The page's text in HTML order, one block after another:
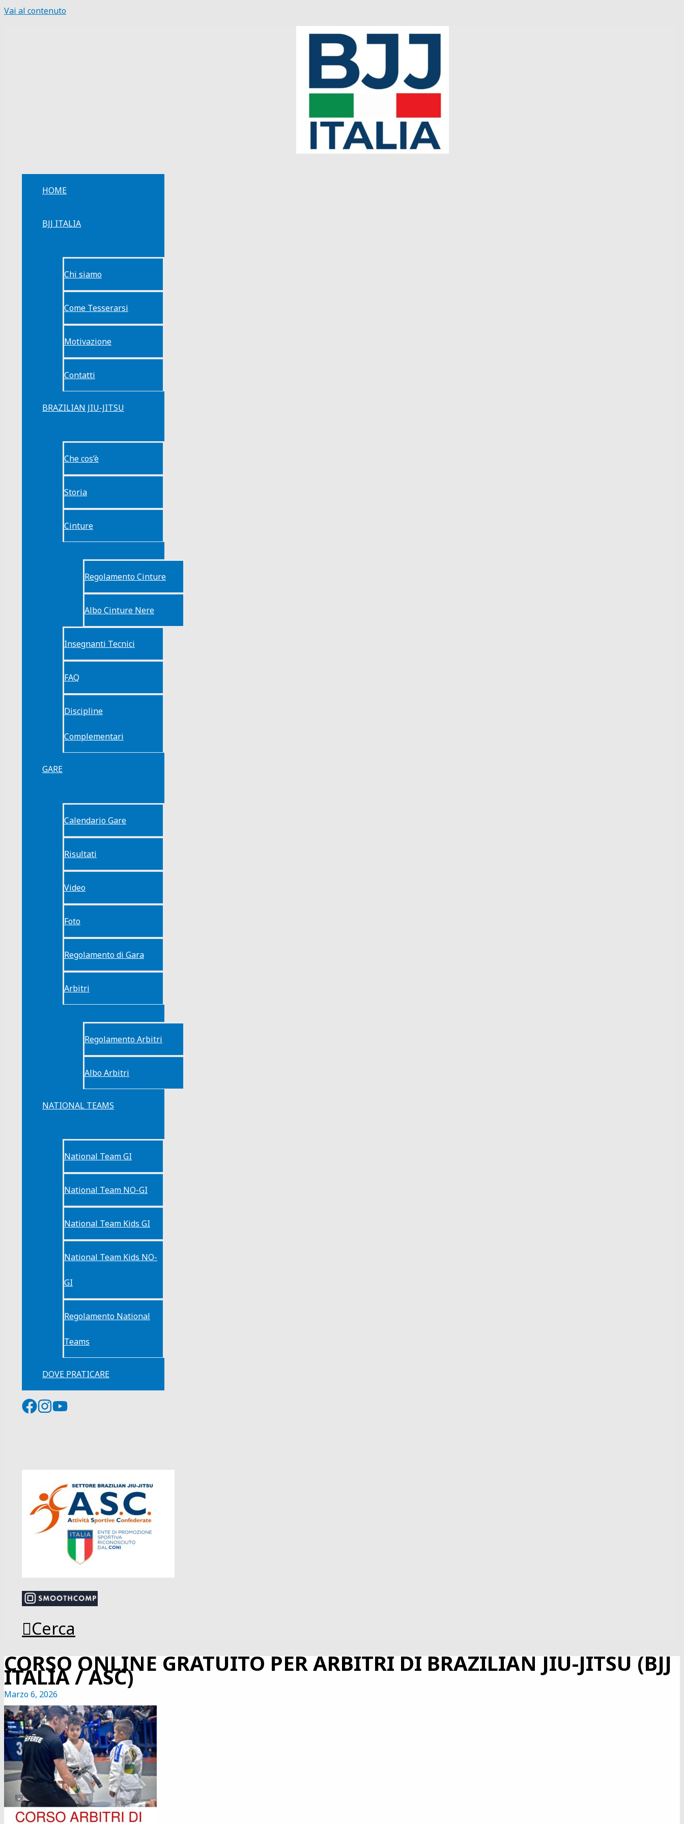
Vai al contenuto
HOME
BJJ ITALIA
Chi siamo
Come Tesserarsi
Motivazione
Contatti
BRAZILIAN JIU-JITSU
Che cos’è
Storia
Cinture
Regolamento Cinture
Albo Cinture Nere
Insegnanti Tecnici
FAQ
Discipline
Complementari
GARE
Calendario Gare
Risultati
Video
Foto
Regolamento di Gara
Arbitri
Regolamento Arbitri
Albo Arbitri
NATIONAL TEAMS
National Team GI
National Team NO-GI
National Team Kids GI
National Team Kids NO-
GI
Regolamento National
Teams
DOVE PRATICARE
Cerca
CORSO ONLINE GRATUITO PER ARBITRI DI BRAZILIAN JIU-JITSU (BJJ
ITALIA / ASC)
Marzo 6, 2026